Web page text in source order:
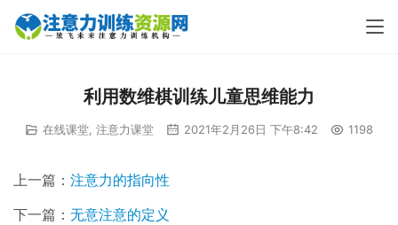
利用数维棋训练儿童思维能力
在线课堂 注意力课堂 2021年2月26日 下午8:42 1198
上一篇： 注意力的指向性
下一篇： 无意注意的定义